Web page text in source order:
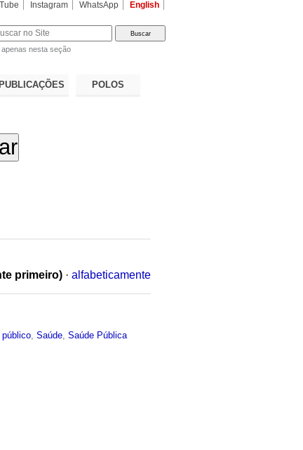
Instagram WhatsApp English
apenas nesta seção
PUBLICAÇÕES POLOS
primeiro) · alfabeticamente
público ,Saúde ,Saúde Pública